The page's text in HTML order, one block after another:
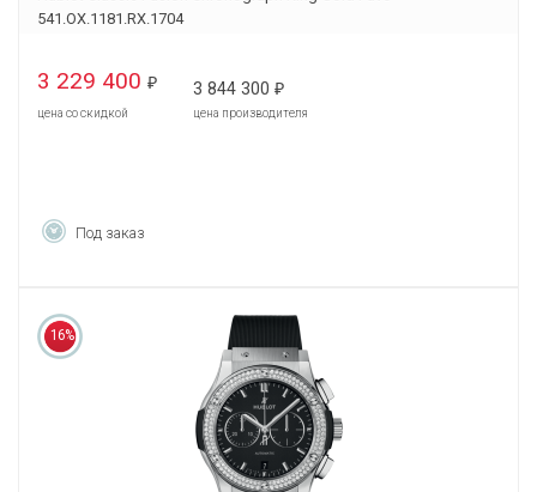
541.OX.1181.RX.1704
3 229 400 ₽
цена со скидкой
3 844 300 ₽
цена производителя
Под заказ
16%